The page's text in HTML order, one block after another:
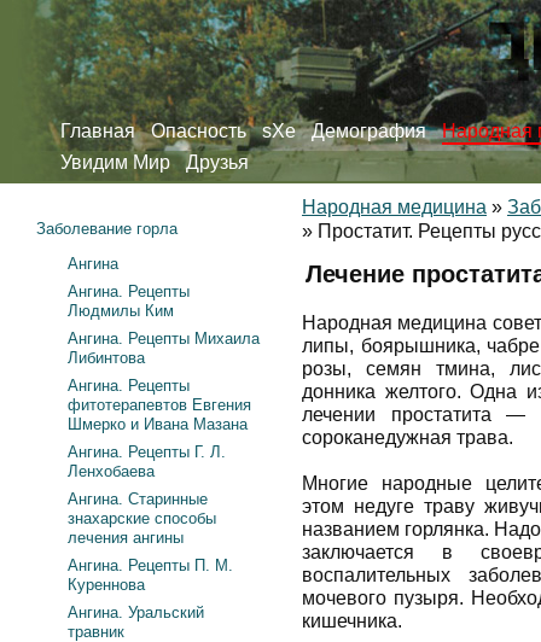
Главная Опасность sXe Демография
Народная
Увидим Мир
Друзья
Народная медицина »
» Простатит. Рецепты
Лечение
Народная медицина
липы, боярышника,
розы, семян тмина,
донника желтого. Одна
лечении простатита
сороканедужная трава.
Многие народные
этом недуге траву
названием горлянка.
заключается в
воспалительных
мочевого пузыря.
кишечника.
Заболевание горла
Ангина
Ангина. Рецепты
Людмилы Ким
Ангина. Рецепты Михаила
Либинтова
Ангина. Рецепты
фитотерапевтов Евгения
Шмерко и Ивана Мазана
Ангина. Рецепты Г. Л.
Ленхобаева
Ангина. Старинные
знахарские способы
лечения ангины
Ангина. Рецепты П. М.
Куреннова
Ангина. Уральский
травник